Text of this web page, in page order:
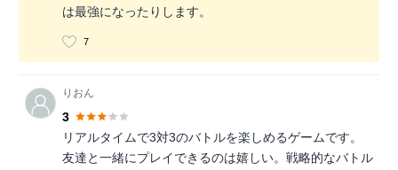
は最強になったりします。
7
りおん
3
リアルタイムで3対3のバトルを楽しめるゲームです。
友達と一緒にプレイできるのは嬉しい。戦略的なバトル